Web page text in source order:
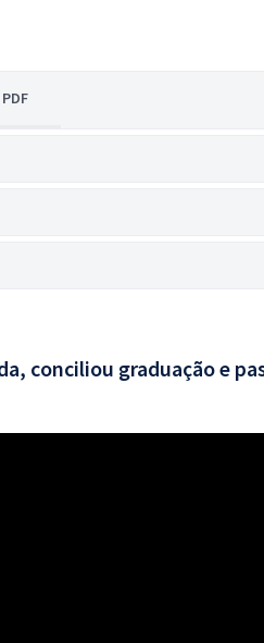
conciliou graduação e